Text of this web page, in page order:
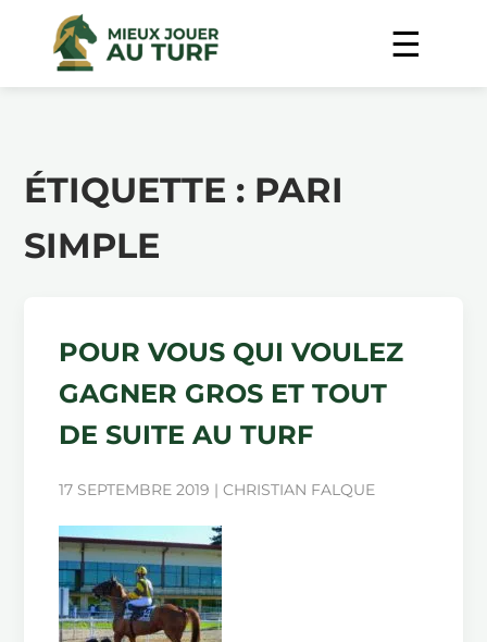
ÉTIQUETTE : PARI
SIMPLE
POUR VOUS QUI VOULEZ
GAGNER GROS ET TOUT
DE SUITE AU TURF
17 SEPTEMBRE 2019 | CHRISTIAN FALQUE